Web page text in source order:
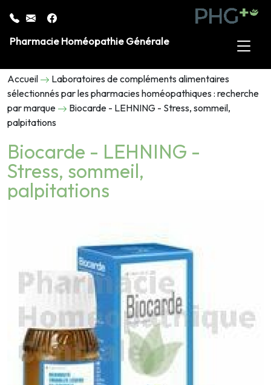
Pharmacie Homéopathie Générale
Accueil
Laboratoires de compléments alimentaires
sélectionnés par les pharmacies homéopathiques : recherche
par marque
Biocarde - LEHNING - Stress, sommeil,
palpitations
Biocarde - LEHNING -
Stress, sommeil,
palpitations